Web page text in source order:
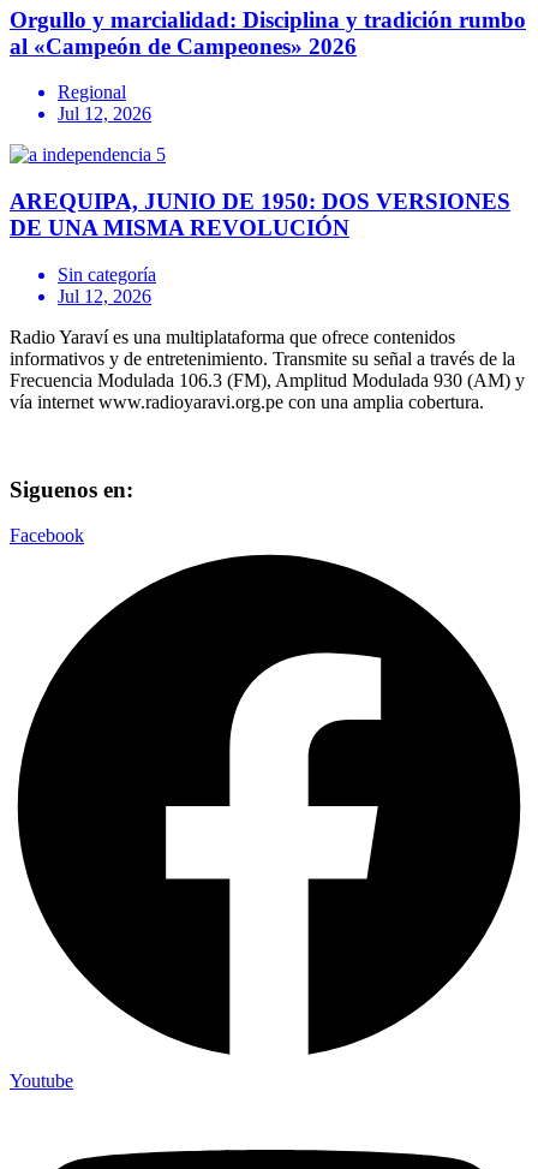
Orgullo y marcialidad: Disciplina y tradición rumbo
al «Campeón de Campeones» 2026
Regional
Jul 12, 2026
AREQUIPA, JUNIO DE 1950: DOS VERSIONES
DE UNA MISMA REVOLUCIÓN
Sin categoría
Jul 12, 2026
Radio Yaraví es una multiplataforma que ofrece contenidos
informativos y de entretenimiento. Transmite su señal a través de la
Frecuencia Modulada 106.3 (FM), Amplitud Modulada 930 (AM) y
vía internet www.radioyaravi.org.pe con una amplia cobertura.
Siguenos en:
Facebook
Youtube